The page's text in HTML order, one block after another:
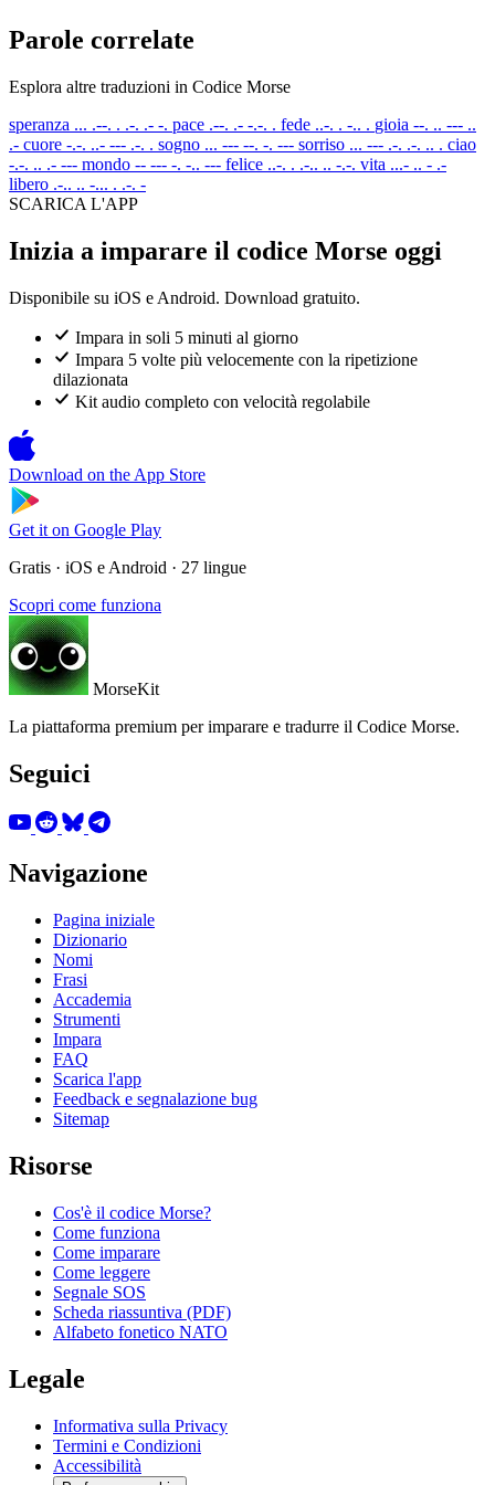
Parole correlate
Esplora altre traduzioni in Codice Morse
speranza ... .--. . .-. .- -. pace .--. .- -.-. . fede ..-. . -.. . gioia --. .. --- ..
.- cuore -.-. ..- --- .-. . sogno ... --- --. -. --- sorriso ... --- .-. .-. .. . ciao
-.-. .. .- --- mondo -- --- -. -.. --- felice ..-. . .-.. .. -.-. vita ...- .. - .-
libero .-.. .. -... . .-. -
SCARICA L'APP
Inizia a imparare il codice Morse oggi
Disponibile su iOS e Android. Download gratuito.
Impara in soli 5 minuti al giorno
Impara 5 volte più velocemente con la ripetizione
dilazionata
Kit audio completo con velocità regolabile
Download on the App Store
Get it on Google Play
Gratis · iOS e Android · 27 lingue
Scopri come funziona
MorseKit
La piattaforma premium per imparare e tradurre il Codice Morse.
Seguici
Navigazione
Pagina iniziale
Dizionario
Nomi
Frasi
Accademia
Strumenti
Impara
FAQ
Scarica l'app
Feedback e segnalazione bug
Sitemap
Risorse
Cos'è il codice Morse?
Come funziona
Come imparare
Come leggere
Segnale SOS
Scheda riassuntiva (PDF)
Alfabeto fonetico NATO
Legale
Informativa sulla Privacy
Termini e Condizioni
Accessibilità